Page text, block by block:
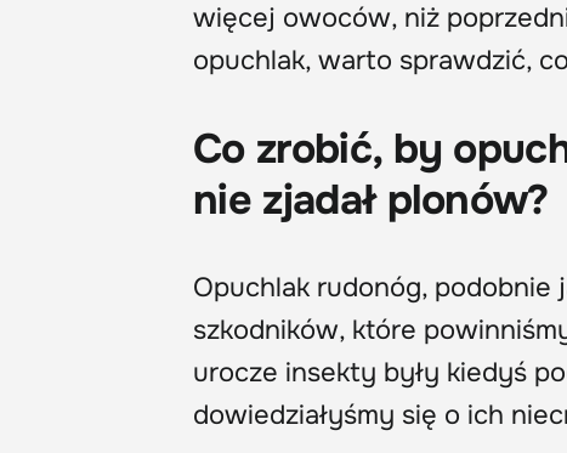
więcej owoców, niż
opuchlak, warto sprawdzić,
Co zrobić, by
nie zjadał plonów?
Opuchlak rudonóg, podobnie
szkodników, które
urocze insekty były kiedyś
dowiedziałyśmy się o ich